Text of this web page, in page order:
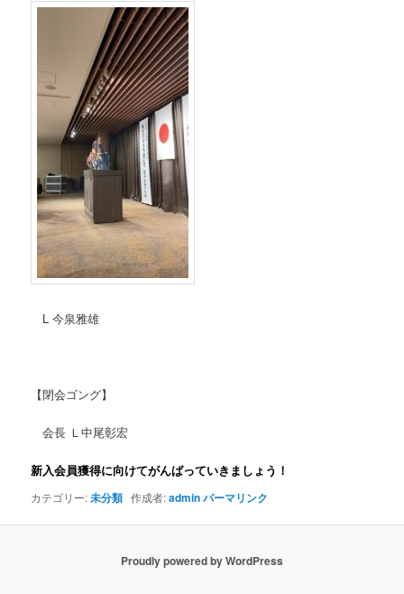
L 今泉雅雄
【閉会ゴング】
会長 Ｌ中尾彰宏
新入会員獲得に向けてがんばっていきましょう！
カテゴリー:未分類 作成者:adminパーマリンク
Proudly powered by WordPress